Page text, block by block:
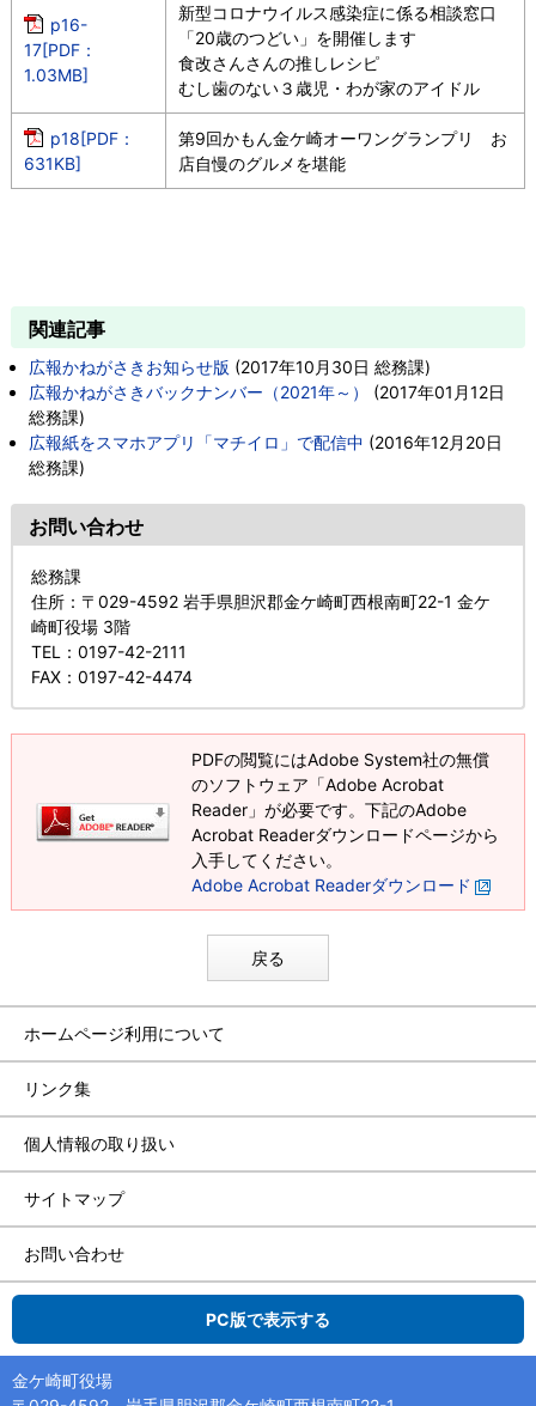
p16-
17[PDF：
1.03MB]
新型コロナウイルス感染症に係る相談窓口
「20歳のつどい」を開催します
食改さんさんの推しレシピ
むし歯のない３歳児・わが家のアイドル
p18[PDF：
631KB]
第9回かもん金ケ崎オーワングランプリ お
店自慢のグルメを堪能
関連記事
広報かねがさきお知らせ版 (2017年10月30日 総務課)
広報かねがさきバックナンバー（2021年～）
(2017年01月12日
総務課)
広報紙をスマホアプリ「マチイロ」で配信中 (2016年12月20日
総務課)
お問い合わせ
総務課
住所：〒029-4592 岩手県胆沢郡金ケ崎町西根南町22-1 金ケ
崎町役場 3階
TEL
：0197-42-2111
FAX：0197-42-4474
PDFの閲覧にはAdobe System社の無償
のソフトウェア「Adobe Acrobat
Reader」が必要です。下記のAdobe
Acrobat Readerダウンロードページから
入手してください。
Adobe Acrobat Readerダウンロード
戻る
ホームページ利用について
リンク集
個人情報の取り扱い
サイトマップ
お問い合わせ
PC版で表示する
金ケ崎町役場